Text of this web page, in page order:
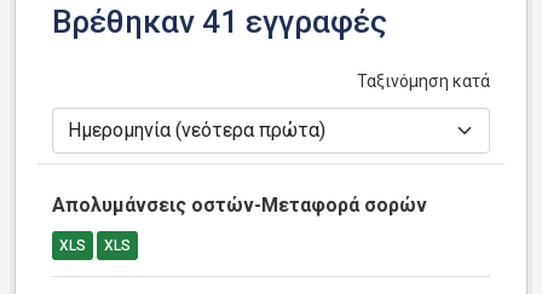
Βρέθηκαν 41 εγγραφές
Ταξινόμηση κατά
Απολυμάνσεις οστών-Μεταφορά σορών
XLS XLS